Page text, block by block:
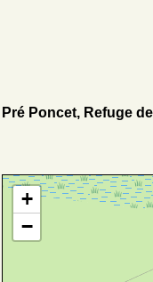
Pré Poncet, Refuge
+
−